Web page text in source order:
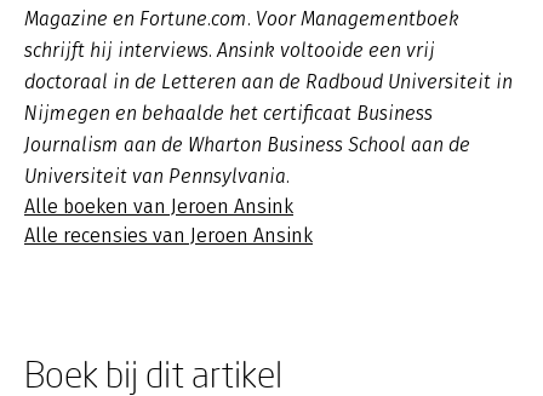
Magazine en Fortune.com. Voor Managementboek
schrijft hij interviews. Ansink voltooide een vrij
doctoraal in de Letteren aan de Radboud Universiteit in
Nijmegen en behaalde het certificaat Business
Journalism aan de Wharton Business School aan de
Universiteit van Pennsylvania.
Alle boeken van Jeroen Ansink
Alle recensies van Jeroen Ansink
Boek bij dit artikel